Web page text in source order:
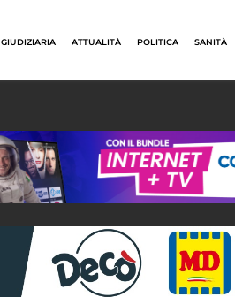
GIUDIZIARIA ATTUALITÀ POLITICA SANITÀ